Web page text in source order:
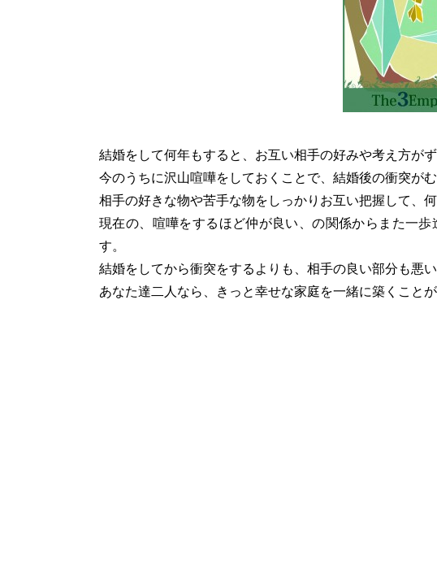
結婚をして何年もすると、お互い相手の好みや考え方が
今のうちに沢山喧嘩をしておくことで、結婚後の衝突が
相手の好きな物や苦手な物をしっかりお互い把握して、
現在の、喧嘩をするほど仲が良い、の関係からまた一
す。
結婚をしてから衝突をするよりも、相手の良い部分も悪
あなた達二人なら、きっと幸せな家庭を一緒に築くことが